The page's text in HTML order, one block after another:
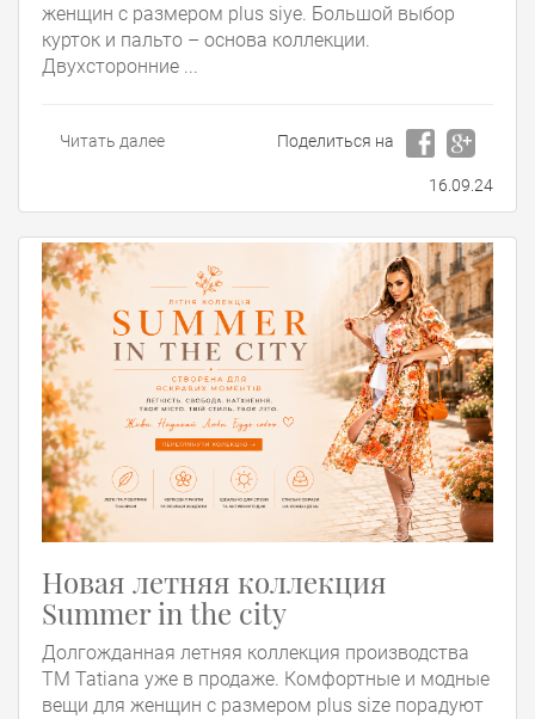
женщин с размером plus siye. Большой выбор
курток и пальто – основа коллекции.
Двухсторонние ...
Читать далее Поделиться на
16.09.24
Новая летняя коллекция
Summer in the city
Долгожданная летняя коллекция производства
ТМ Tatiana уже в продаже. Комфортные и модные
вещи для женщин с размером plus size порадуют